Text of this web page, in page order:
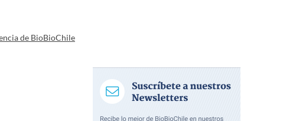
de BioBioChile